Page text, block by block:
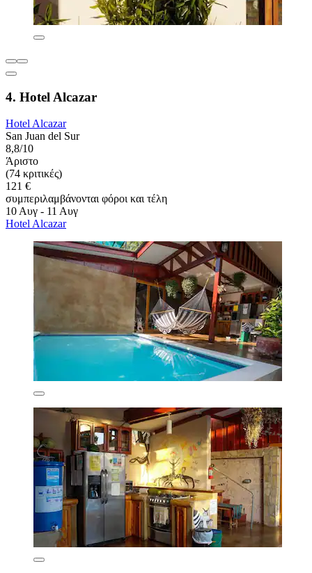
4. Hotel Alcazar
Hotel Alcazar
San Juan del Sur
8,8/10
Άριστο
(74 κριτικές)
121 €
συμπεριλαμβάνονται φόροι και τέλη
10 Αυγ - 11 Αυγ
Hotel Alcazar